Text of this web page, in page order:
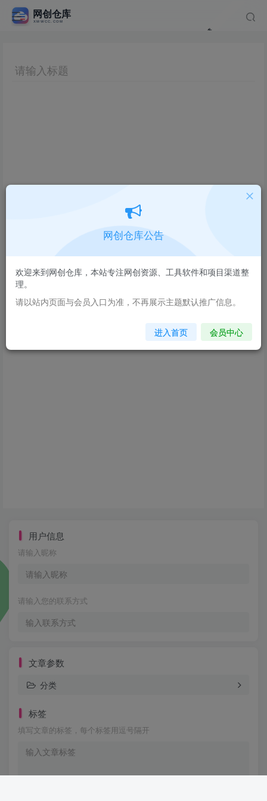
Hi！请先登录
登录 注册
用户信息
请输入昵称
请输入您的联系方式
文章参数
分类
标签
填写文章的标签，每个标签用逗号隔开
网创仓库公告
欢迎来到网创仓库，本站专注网创资源、工具软件和项目渠道整
理。
请以站内页面与会员入口为准，不再展示主题默认推广信息。
进入首页 会员中心